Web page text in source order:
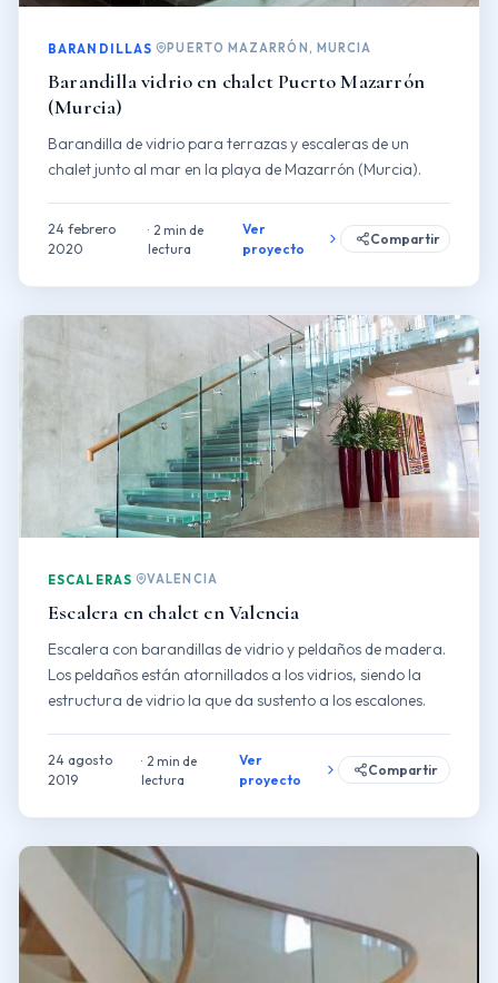
BARANDILLAS PUERTO MAZARRÓN, MURCIA
Barandilla vidrio en chalet Puerto Mazarrón
(Murcia)
Barandilla de vidrio para terrazas y escaleras de un
chalet junto al mar en la playa de Mazarrón (Murcia).
24 febrero
2020
2 min de
lectura
Ver
proyecto
Compartir
ESCALERAS VALENCIA
Escalera en chalet en Valencia
Escalera con barandillas de vidrio y peldaños de madera.
Los peldaños están atornillados a los vidrios, siendo la
estructura de vidrio la que da sustento a los escalones.
24 agosto
2019
2 min de
lectura
Ver
proyecto
Compartir